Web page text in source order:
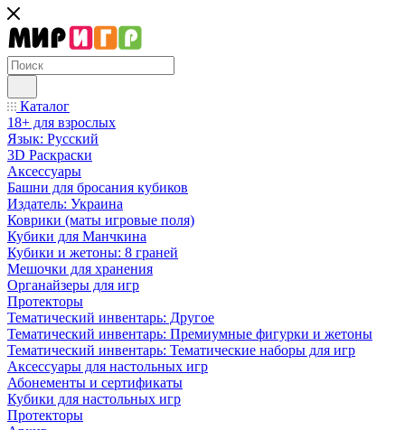
Каталог
18+ для взрослых
Язык: Русский
3D Раскраски
Аксессуары
Башни для бросания кубиков
Издатель: Украина
Коврики (маты игровые поля)
Кубики для Манчкина
Кубики и жетоны: 8 граней
Мешочки для хранения
Органайзеры для игр
Протекторы
Тематический инвентарь: Другое
Тематический инвентарь: Премиумные фигурки и жетоны
Тематический инвентарь: Тематические наборы для игр
Аксессуары для настольных игр
Абонементы и сертификаты
Кубики для настольных игр
Протекторы